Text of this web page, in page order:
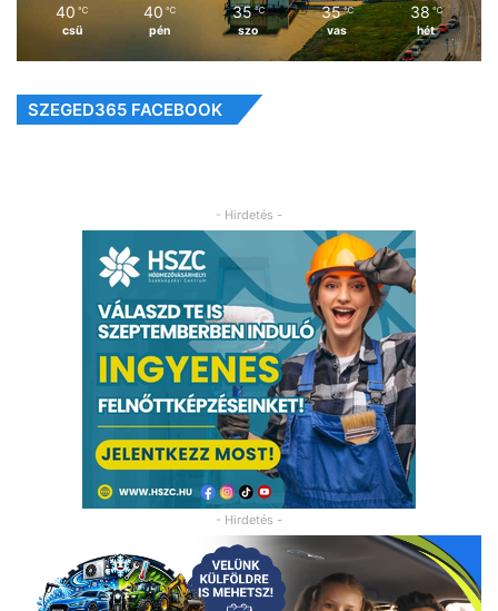
40 ℃
csü
40 ℃
pén
35 ℃
szo
35 ℃
vas
38 ℃
hét
SZEGED365 FACEBOOK
- Hirdetés -
- Hirdetés -